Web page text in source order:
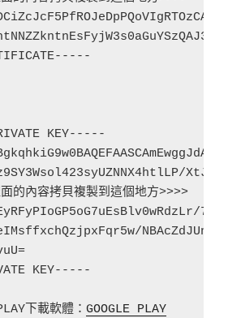
KEY-----
的內容拷貝複製到這個地方>>>>
KEY-----
下載軟體： GOOGLE PLAY